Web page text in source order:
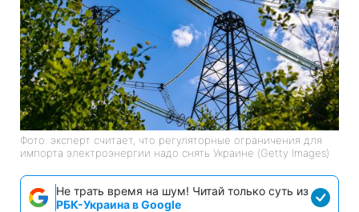
Фото: эксперт считает, что регуляторные ограничения для
импорта электроэнергии надо снять Украине (Getty Images)
Не трать время на шум! Читай только суть из
РБК-Украина в Google